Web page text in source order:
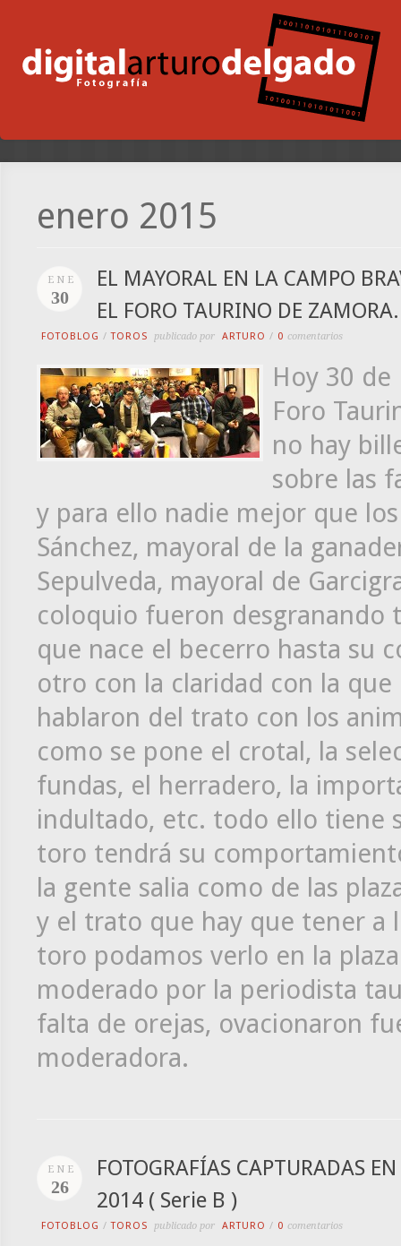
enero 2015
ENE
30
EL MAYORAL EN LA CAMPO
EL FORO TAURINO DE ZAMORA.
FOTOBLOG /TOROS publicado por ARTURO / 0 comentarios
Hoy 30 de
Foro
no hay
sobre las
y para ello nadie mejor que
Sánchez, mayoral de la
Sepulveda, mayoral de
coloquio fueron desgranando
que nace el becerro hasta su
otro con la claridad con la
hablaron del trato con los
como se pone el crotal, la
fundas, el herradero, la
indultado, etc. todo ello tiene
toro tendrá su
la gente salia como de las
y el trato que hay que tener a
toro podamos verlo en la
moderado por la periodista
falta de orejas, ovacionaron
moderadora.
ENE
26
FOTOGRAFÍAS CAPTURADAS
2014 ( Serie B )
FOTOBLOG /TOROS publicado por ARTURO / 0 comentarios